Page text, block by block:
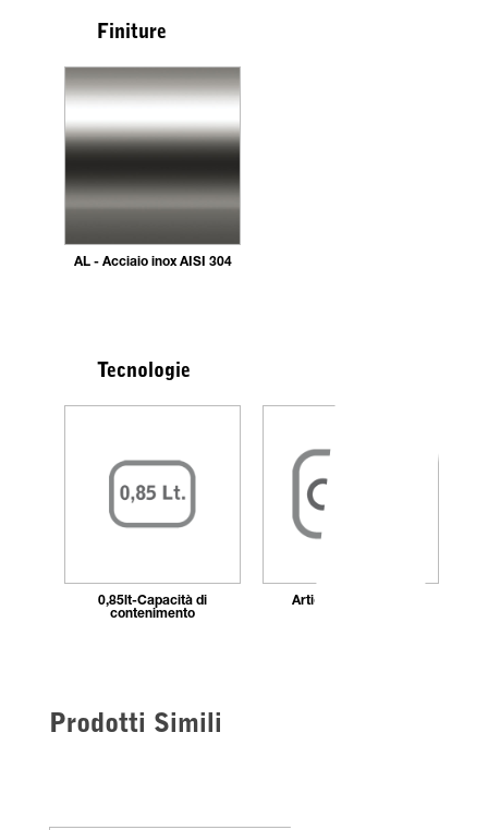
Finiture
AL - Acciaio inox AISI 304
Tecnologie
0,85lt-Capacità di
contenimento
Articolo con chiave
Prodotti Simili